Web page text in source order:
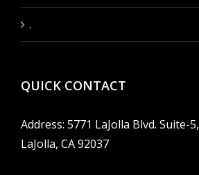
.
QUICK CONTACT
Address: 5771 LaJolla Blvd. Suite-5,
LaJolla, CA 92037